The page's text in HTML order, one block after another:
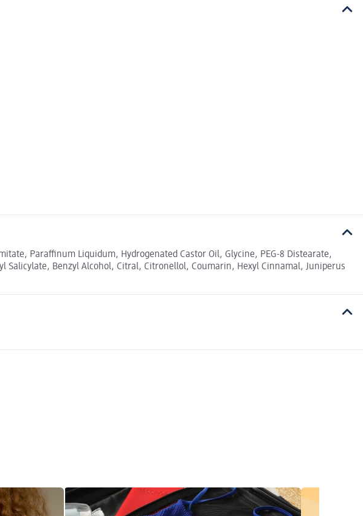
Paraffinum Liquidum, Hydrogenated Castor Oil, Glycine, PEG-8 Distearate,
Salicylate, Benzyl Alcohol, Citral, Citronellol, Coumarin, Hexyl Cinnamal, Juniperus